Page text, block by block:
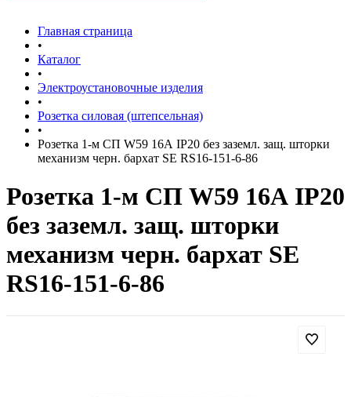
Главная страница
•
Каталог
•
Электроустановочные изделия
•
Розетка силовая (штепсельная)
•
Розетка 1-м СП W59 16А IP20 без заземл. защ. шторки
механизм черн. бархат SE RS16-151-6-86
Розетка 1-м СП W59 16А IP20
без заземл. защ. шторки
механизм черн. бархат SE
RS16-151-6-86